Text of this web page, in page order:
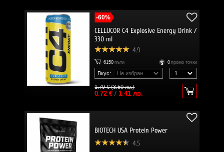
-60%
CELLUCOR C4 Explosive Energy Drink /
330 ml
4.9
6150 пъти 0 промо точки
Вкус:
1.79 € (3.50 лв.)
0.72 €/ 1.41 лв.
BIOTECH USA Protein Power
4.5